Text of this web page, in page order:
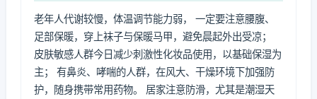
老年人代谢较慢，体温调节能力弱， 一定要注意腰腹、
足部保暖，穿上袜子与保暖马甲，避免晨起外出受凉；
皮肤敏感人群今日减少刺激性化妆品使用，以基础保湿为
主； 有鼻炎、哮喘的人群，在风大、干燥环境下加强防
护，随身携带常用药物。 居家注意防滑，尤其是潮湿天